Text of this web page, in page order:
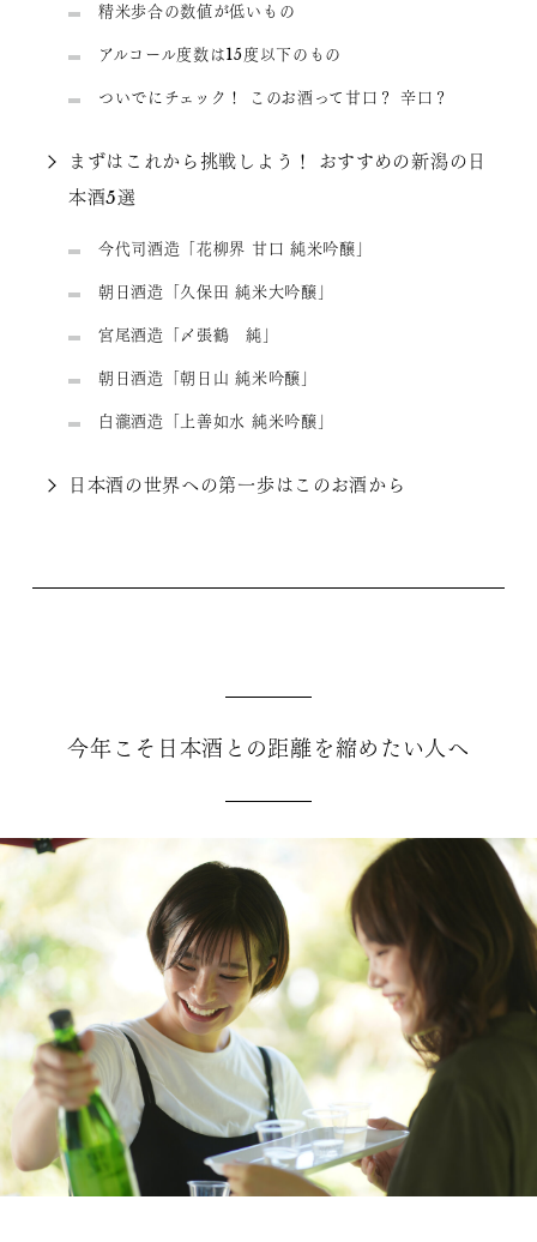
精米歩合の数値が低いもの
アルコール度数は15度以下のもの
ついでにチェック！ このお酒って甘口？ 辛口？
まずはこれから挑戦しよう！ おすすめの新潟の日
本酒5選
今代司酒造「花柳界 甘口 純米吟醸」
朝日酒造「久保田 純米大吟醸」
宮尾酒造「〆張鶴 純」
朝日酒造「朝日山 純米吟醸」
白瀧酒造「上善如水 純米吟醸」
日本酒の世界への第一歩はこのお酒から
今年こそ日本酒との距離を縮めたい人へ